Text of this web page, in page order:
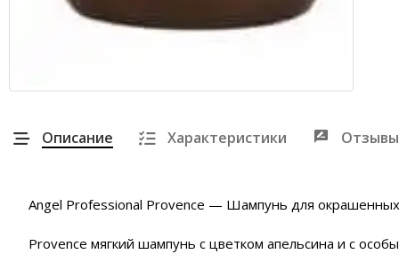
Описание Характеристики
Angel Professional Provence — Шампунь для
Provence мягкий шампунь с цветком апельсина и с